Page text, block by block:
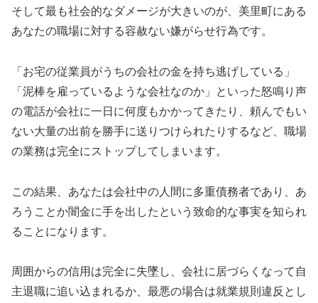
そして最も社会的なダメージが大きいのが、美里町にある
あなたの職場に対する容赦ない嫌がらせ行為です。
「お宅の従業員がうちの会社の金を持ち逃げしている」
「泥棒を雇っているような会社なのか」といった怒鳴り声
の電話が会社に一日に何度もかかってきたり、頼んでもい
ない大量の出前を勝手に送りつけられたりするなど、職場
の業務は完全にストップしてしまいます。
この結果、あなたは会社中の人間に多重債務者であり、あ
ろうことか闇金に手を出したという致命的な事実を知られ
ることになります。
周囲からの信用は完全に失墜し、会社に居づらくなって自
主退職に追い込まれるか、最悪の場合は就業規則違反とし